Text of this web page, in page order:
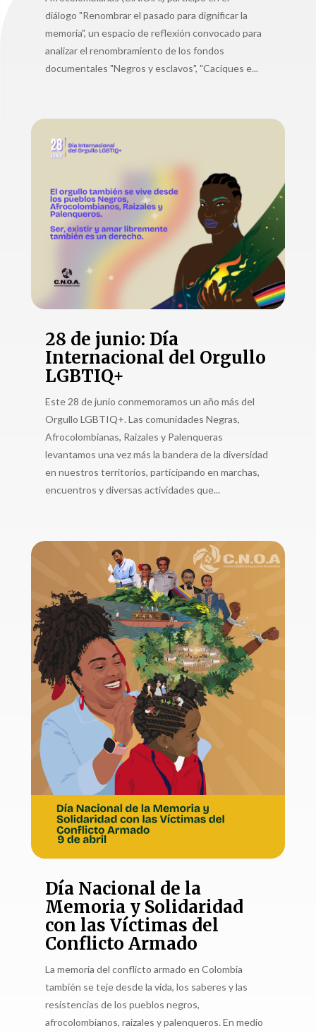
diálogo "Renombrar el pasado para dignificar la
memoria", un espacio de reflexión convocado para
analizar el renombramiento de los fondos
documentales "Negros y esclavos", "Caciques e...
28 de junio: Día
Internacional del Orgullo
LGBTIQ+
Este 28 de junio conmemoramos un año más del
Orgullo LGBTIQ+. Las comunidades Negras,
Afrocolombianas, Raizales y Palenqueras
levantamos una vez más la bandera de la diversidad
en nuestros territorios, participando en marchas,
encuentros y diversas actividades que...
Día Nacional de la
Memoria y Solidaridad
con las Víctimas del
Conflicto Armado
La memoria del conflicto armado en Colombia
también se teje desde la vida, los saberes y las
resistencias de los pueblos negros,
afrocolombianos, raizales y palenqueros. En medio